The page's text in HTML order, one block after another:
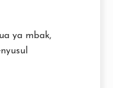
ya mbak,